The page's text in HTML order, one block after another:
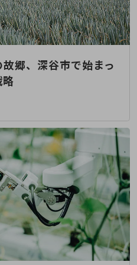
故郷、深谷市で始まっ